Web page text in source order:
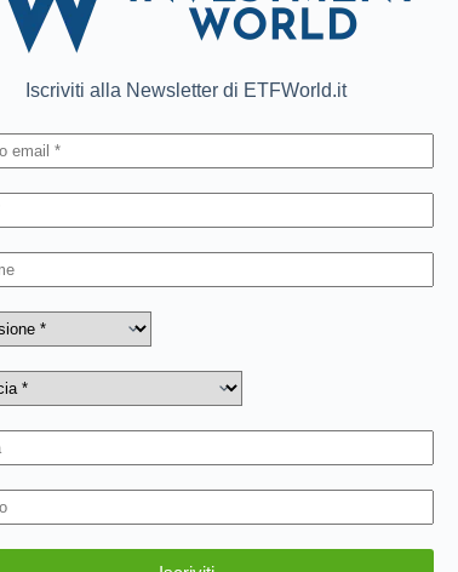
Iscriviti alla Newsletter di ETFWorld.it